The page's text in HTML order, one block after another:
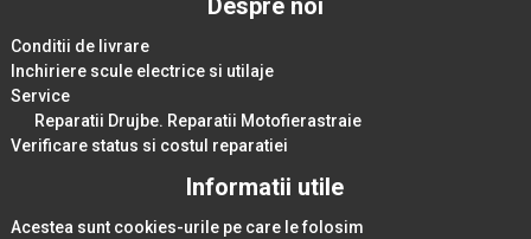
Despre noi
Conditii de livrare
Inchiriere scule electrice si utilaje
Service
Reparatii Drujbe. Reparatii Motofierastraie
Verificare status si costul reparatiei
Informatii utile
Acestea sunt cookies-urile pe care le folosim